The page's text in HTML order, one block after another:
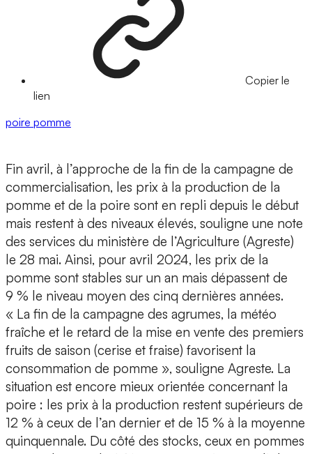
Copier le
lien
poire pomme
Fin avril, à l’approche de la fin de la campagne de
commercialisation, les prix à la production de la
pomme et de la poire sont en repli depuis le début
mais restent à des niveaux élevés, souligne une note
des services du ministère de l’Agriculture (Agreste)
le 28 mai. Ainsi, pour avril 2024, les prix de la
pomme sont stables sur un an mais dépassent de
9 % le niveau moyen des cinq dernières années.
« La fin de la campagne des agrumes, la météo
fraîche et le retard de la mise en vente des premiers
fruits de saison (cerise et fraise) favorisent la
consommation de pomme », souligne Agreste. La
situation est encore mieux orientée concernant la
poire : les prix à la production restent supérieurs de
12 % à ceux de l’an dernier et de 15 % à la moyenne
quinquennale. Du côté des stocks, ceux en pommes